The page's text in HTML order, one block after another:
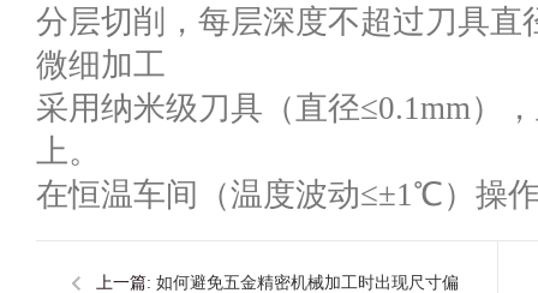
分层切削，每层深度不超过刀具直
微细加工
采用纳米级刀具（直径≤0.1mm）
上。
在恒温车间（温度波动≤±1℃）操
上一篇: 如何避免五金精密机械加工时出现尺寸偏